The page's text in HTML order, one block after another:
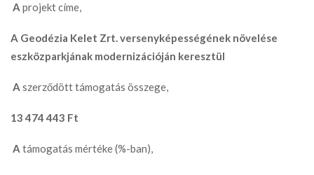
A projekt címe,
A Geodézia Kelet Zrt. versenyképességének növelése
eszközparkjának modernizációján keresztül
A szerződött támogatás összege,
13 474 443 Ft
A támogatás mértéke (%-ban),